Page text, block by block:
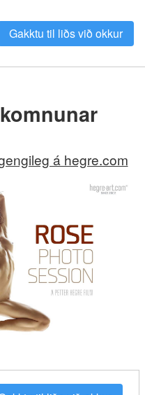
Gakktu til liðs við okkur
á hegre.com